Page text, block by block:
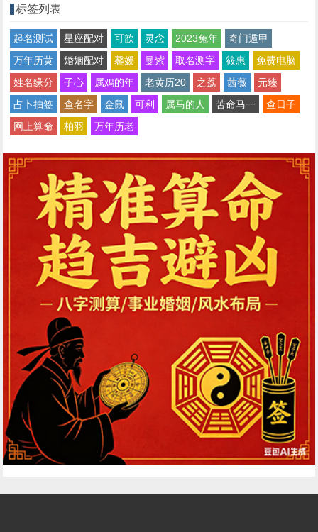
标签列表
起名测试 星座配对 可歆 灵念 2023兔年
奇门遁甲
万年历黄
婚姻配对 馨媛 曼紫 取名测字 筱惠
免费电脑
姓名缘分
子心 属鸡的年 老黄历20 之荔 茜薇
元臻
占卜抽签
查名字 金鼠 可利 属马的人 苦命马一
查日子
网上算命
柏羽 万年历老